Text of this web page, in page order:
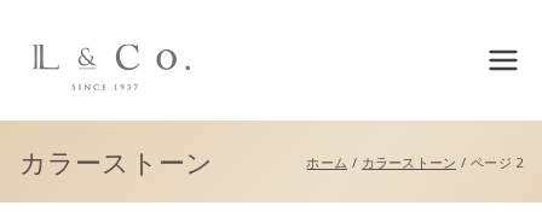
L&co.（エルアンドコー）公
カラーストーン ホーム カラーストーン ページ 2